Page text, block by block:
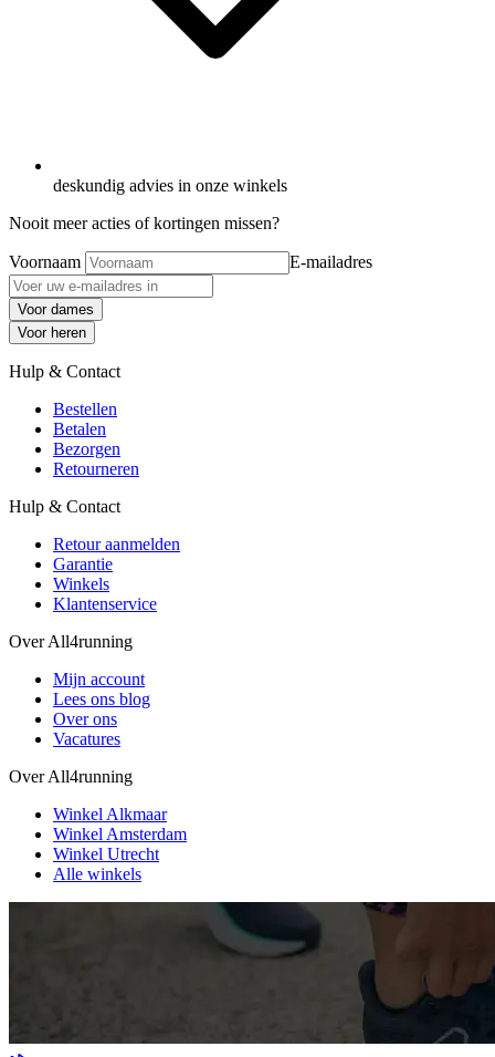
deskundig advies in onze winkels
Nooit meer acties of kortingen missen?
Voornaam E-mailadres
Voor dames
Voor heren
Hulp & Contact
Bestellen
Betalen
Bezorgen
Retourneren
Hulp & Contact
Retour aanmelden
Garantie
Winkels
Klantenservice
Over All4running
Mijn account
Lees ons blog
Over ons
Vacatures
Over All4running
Winkel Alkmaar
Winkel Amsterdam
Winkel Utrecht
Alle winkels